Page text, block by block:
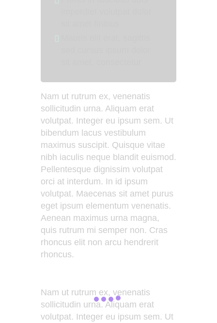
Nam ut rutrum ex, venenatis
sollicitudin urna. Aliquam erat
volutpat. Integer eu ipsum sem. Ut
bibendum lacus vestibulum
maximus suscipit. Quisque vitae
nibh iaculis neque blandit euismod.
Pellentesque dignissim volutpat
orci at interdum. In id ipsum
volutpat. Maecenas sit amet purus
eget ipsum elementum venenatis.
Aenean maximus urna magna,
quis rutrum mi semper non. Cras
rhoncus elit non arcu hendrerit
rhoncus.
Nam ut rutrum ex, venenatis
sollicitudin urna. Aliquam erat
volutpat. Integer eu ipsum sem. Ut